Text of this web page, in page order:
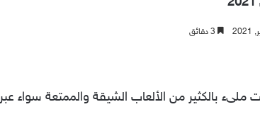
بالكثير من الألعاب الشيقة والممتعة سواء عبر